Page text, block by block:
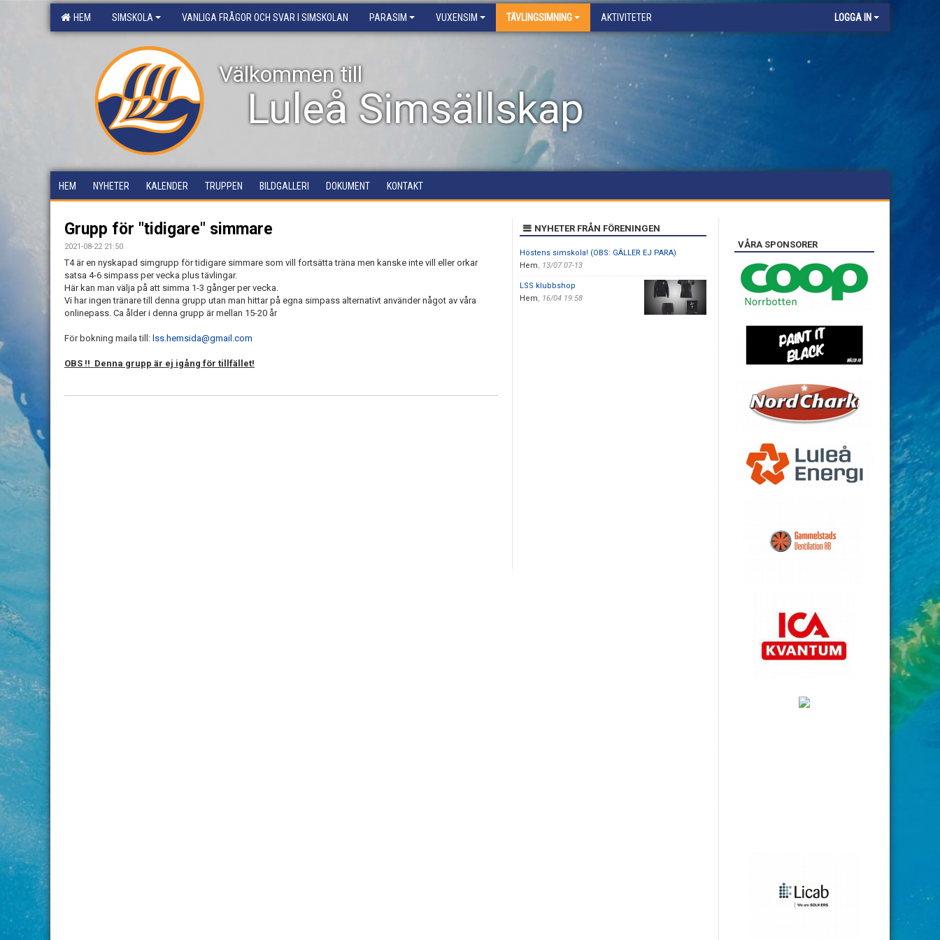
HEM SIMSKOLA VANLIGA FRÅGOR OCH SVAR I SIMSKOLAN PARASIM VUXENSIM TÄVLINGSIMNING AKTIVITETER LOGGA IN
Luleå Simsällskap
Välkommen till
HEM NYHETER KALENDER TRUPPEN BILDGALLERI DOKUMENT KONTAKT
Grupp för "tidigare" simmare
2021-08-22 21:50
T4 är en nyskapad simgrupp för tidigare simmare som vill fortsätta träna men kanske inte vill eller orkar
satsa 4-6 simpass per vecka plus tävlingar.
Här kan man välja på att simma 1-3 gånger per vecka.
Vi har ingen tränare till denna grupp utan man hittar på egna simpass alternativt använder något av våra
onlinepass. Ca ålder i denna grupp är mellan 15-20 år
För bokning maila till: lss.hemsida@gmail.com
OBS !! Denna grupp är ej igång för tillfället!
NYHETER FRÅN FÖRENINGEN
Höstens simskola! (OBS: GÄLLER EJ PARA)
Hem, 13/07 07-13
LSS klubbshop
Hem, 16/04 19:58
VÅRA SPONSORER